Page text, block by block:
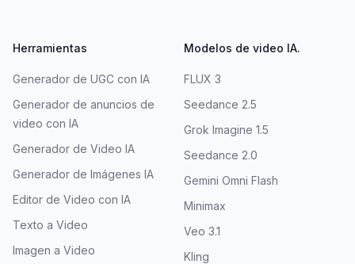
Herramientas
Generador de UGC con IA
Generador de anuncios de
video con IA
Generador de Video IA
Generador de Imágenes IA
Editor de Video con IA
Texto a Video
Imagen a Video
Modelos de video IA.
FLUX 3
Seedance 2.5
Grok Imagine 1.5
Seedance 2.0
Gemini Omni Flash
Minimax
Veo 3.1
Kling